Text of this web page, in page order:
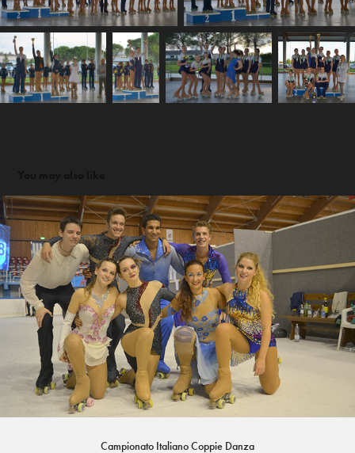
Campionato Italiano Coppie Danza